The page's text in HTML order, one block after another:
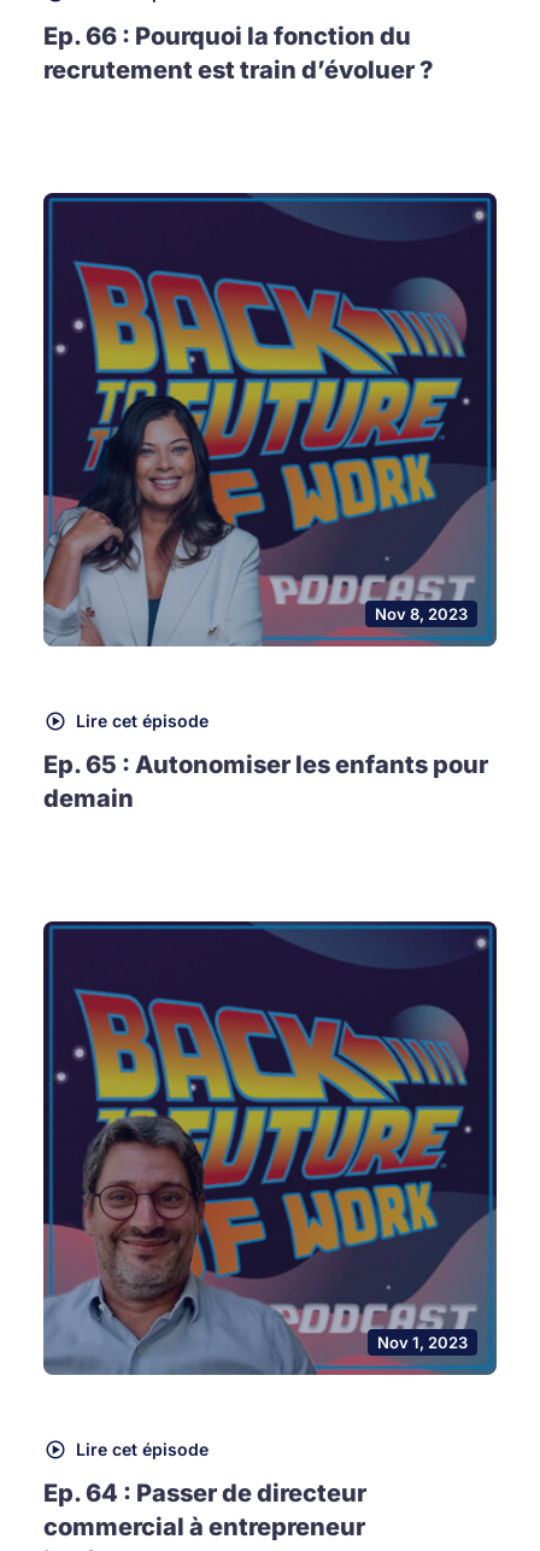
Ep. 66 : Pourquoi la fonction du
recrutement est train d’évoluer ?
Nov 8, 2023
Lire cet épisode
Ep. 65 : Autonomiser les enfants pour
demain
Nov 1, 2023
Lire cet épisode
Ep. 64 : Passer de directeur
commercial à entrepreneur